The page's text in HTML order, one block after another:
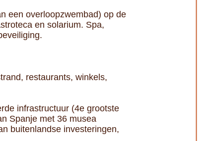
een overloopzwembad) op de
en solarium. Spa,
restaurants, winkels,
infrastructuur (4e grootste
Spanje met 36 musea
buitenlandse investeringen,